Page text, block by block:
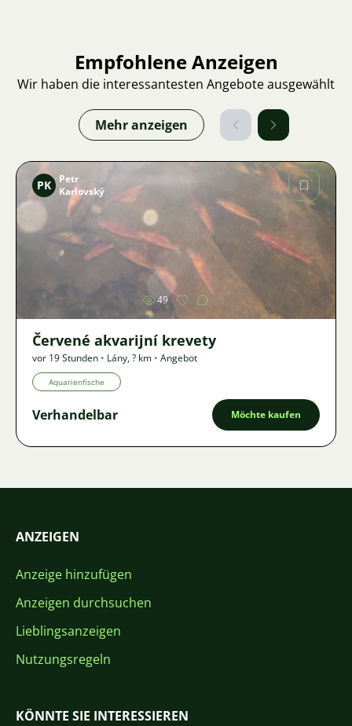
Empfohlene Anzeigen
Wir haben die interessantesten Angebote ausgewählt
Mehr anzeigen
Bild
PK
Petr
Karlovský
49
Červené akvarijní krevety
vor 19 Stunden • Lány,? km • Angebot
Aquarienfische
Verhandelbar Möchte kaufen
ANZEIGEN
Anzeige hinzufügen
Anzeigen durchsuchen
Lieblingsanzeigen
Nutzungsregeln
KÖNNTE SIE INTERESSIEREN